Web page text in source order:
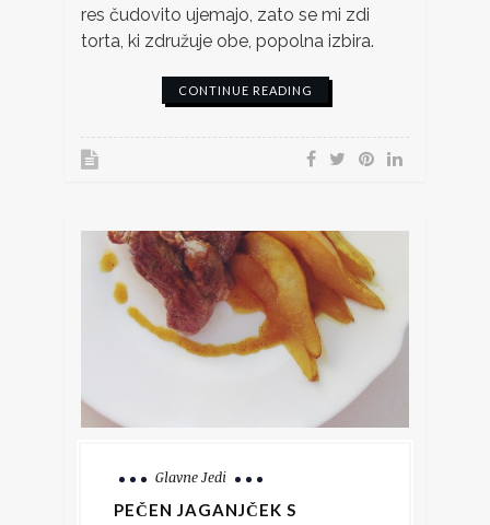
res čudovito ujemajo, zato se mi zdi
torta, ki združuje obe, popolna izbira.
CONTINUE READING
Glavne Jedi
PEČEN JAGANJČEK S